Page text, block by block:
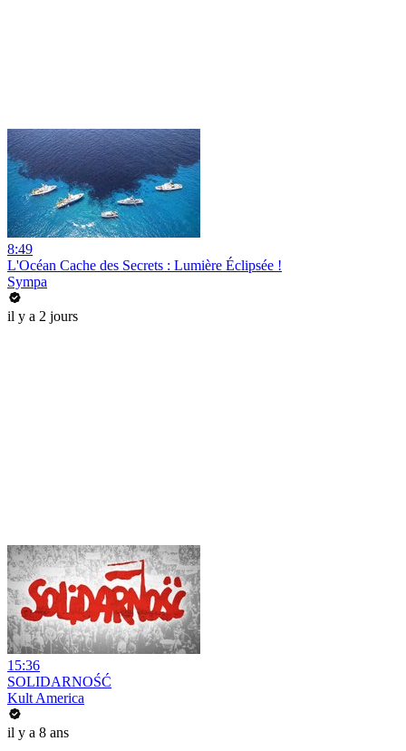
8:49
L'Océan Cache des Secrets : Lumière Éclipsée !
Sympa
il y a 2 jours
15:36
SOLIDARNOŚĆ
Kult America
il y a 8 ans